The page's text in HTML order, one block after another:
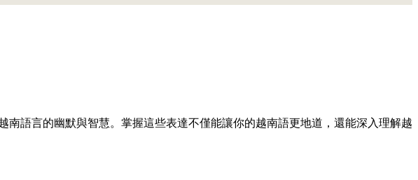
語言的幽默與智慧。掌握這些表達不僅能讓你的越南語更地道，還能深入理解越